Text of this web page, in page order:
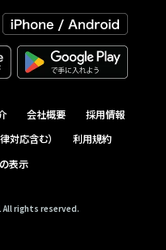
会社概要
採用情報
対応含む）
利用規約
表示
All rights reserved.